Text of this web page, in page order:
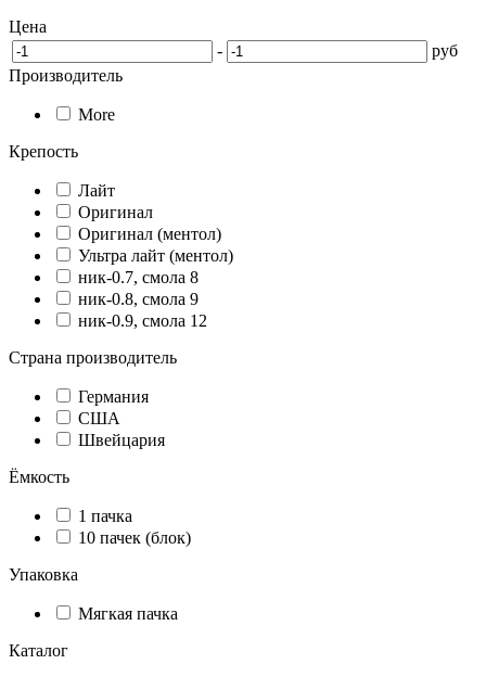
Цена
-
руб
Производитель
More
Крепость
Лайт
Оригинал
Оригинал (ментол)
Ультра лайт (ментол)
ник-0.7, смола 8
ник-0.8, смола 9
ник-0.9, смола 12
Страна производитель
Германия
США
Швейцария
Ёмкость
1 пачка
10 пачек (блок)
Упаковка
Мягкая пачка
Каталог